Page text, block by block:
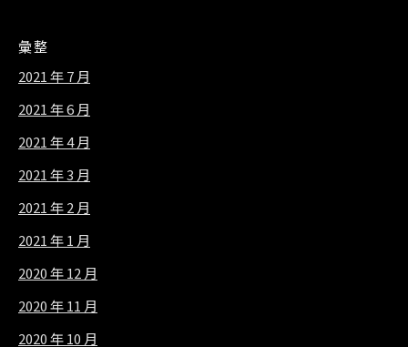
彙整
2021 年 7 月
2021 年 6 月
2021 年 4 月
2021 年 3 月
2021 年 2 月
2021 年 1 月
2020 年 12 月
2020 年 11 月
2020 年 10 月